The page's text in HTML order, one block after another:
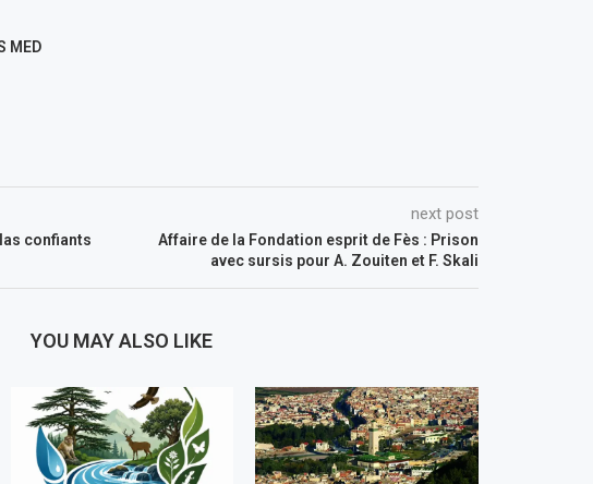
MED
confiants
next post
Affaire de la Fondation esprit de Fès : Prison
avec sursis pour A. Zouiten et F. Skali
YOU MAY ALSO LIKE